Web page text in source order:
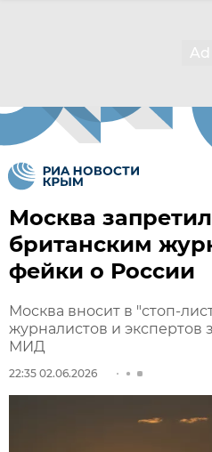
Москва
британским
фейки о России
Москва вносит в "стоп-
журналистов и экспертов
МИД
22:35 02.06.2026